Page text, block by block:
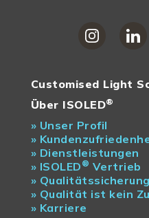
Customised Light
Über ISOLED®
» Unser Profil
»
» Dienstleistungen
» ISOLED ® Vertrieb
» Qualitätssicherung
» Qualität ist kein
» Karriere